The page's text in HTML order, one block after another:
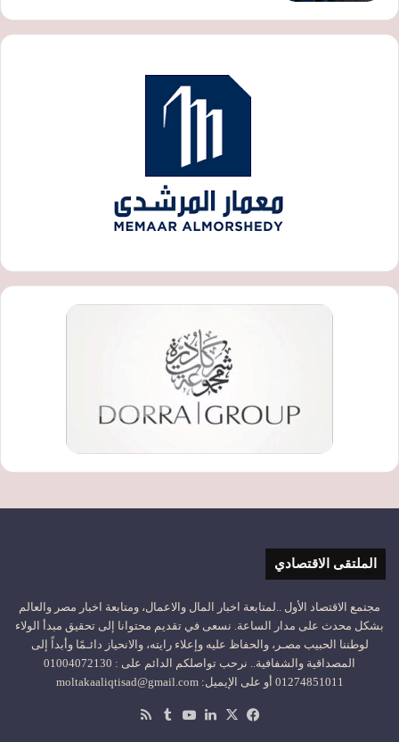
الملتقى الاقتصادي
مجتمع الاقتصاد الأول ..لمتابعة اخبار المال والاعمال، ومتابعة اخبار مصر والعالم
بشكل محدث على مدار الساعة. نسعى في تقديم محتوانا إلى تحقيق مبدأ الولاء
لوطننا الحبيب مصـر، والحفاظ عليه وإعلاء رايته، والانحياز دائـمًا وأبداً إلى
المصداقية والشفافية.. نرحب تواصلكم الدائم على : 01004072130
01274851011 أو على الإيميل: moltakaaliqtisad@gmail.com
فيسبوك
‫X لينكدإن‫YouTube